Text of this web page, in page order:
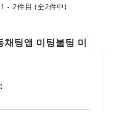
- 2件目 (全2件中)
채팅앱 미팅불팅 미